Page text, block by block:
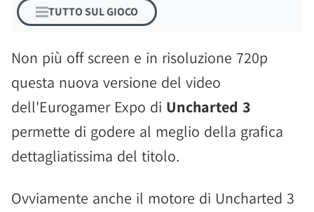
TUTTO SUL GIOCO
Non più off screen e in risoluzione 720p
questa nuova versione del video
dell'Eurogamer Expo di Uncharted 3
permette di godere al meglio della grafica
dettagliatissima del titolo.
Ovviamente anche il motore di Uncharted 3